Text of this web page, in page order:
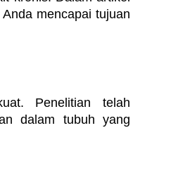
mencapai tujuan
Penelitian telah
dalam tubuh yang